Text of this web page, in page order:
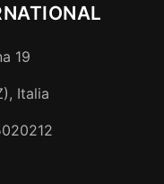
19
, Italia